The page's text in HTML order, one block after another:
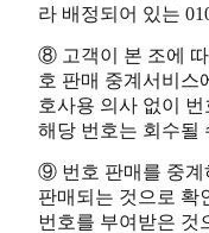
라 배정되어 있는
⑧ 고객이 본 조에
호 판매 중계서비스
호사용 의사 없이
해당 번호는 회수될
⑨ 번호 판매를 중계
판매되는 것으로 확
번호를 부여받은 것